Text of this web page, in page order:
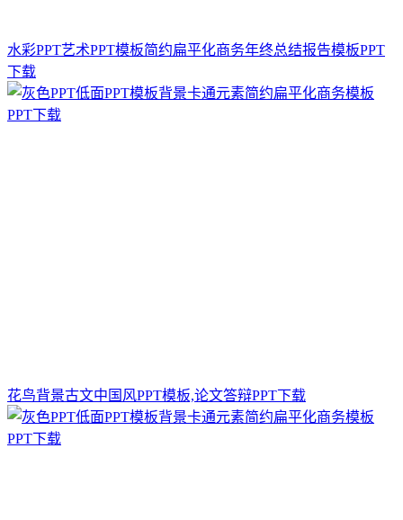
水彩PPT艺术PPT模板简约扁平化商务年终总结报告模板PPT
下载
花鸟背景古文中国风PPT模板,论文答辩PPT下载